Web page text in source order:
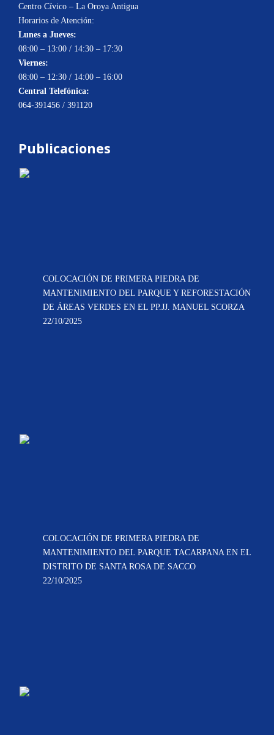
Centro Cívico – La Oroya Antigua
Horarios de Atención:
Lunes a Jueves:
08:00 – 13:00 / 14:30 – 17:30
Viernes:
08:00 – 12:30 / 14:00 – 16:00
Central Telefónica:
064-391456 / 391120
Publicaciones
COLOCACIÓN DE PRIMERA PIEDRA DE
MANTENIMIENTO DEL PARQUE Y REFORESTACIÓN
DE ÁREAS VERDES EN EL PP.JJ. MANUEL SCORZA
22/10/2025
COLOCACIÓN DE PRIMERA PIEDRA DE
MANTENIMIENTO DEL PARQUE TACARPANA EN EL
DISTRITO DE SANTA ROSA DE SACCO
22/10/2025